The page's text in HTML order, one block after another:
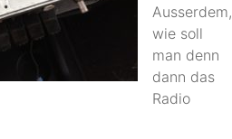
Ausserdem,
wie soll
man denn
dann das
Radio